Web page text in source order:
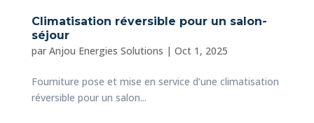
Climatisation réversible pour un salon-
séjour
par Anjou Energies Solutions | Oct 1, 2025
Fourniture pose et mise en service d’une climatisation
réversible pour un salon...